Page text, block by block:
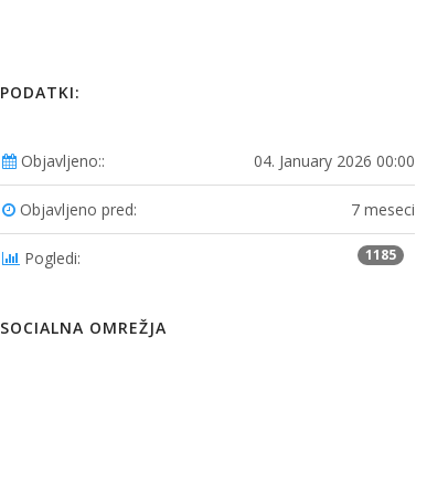
PODATKI:
Objavljeno:: 04. January 2026 00:00
Objavljeno pred: 7 meseci
Pogledi: 1185
SOCIALNA OMREŽJA